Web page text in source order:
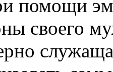
помощи
своего